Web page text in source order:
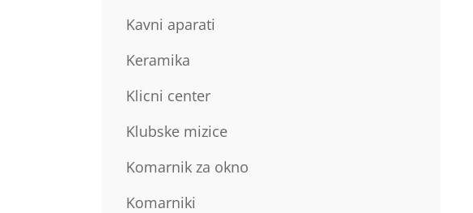
Kavni aparati
Keramika
Klicni center
Klubske mizice
Komarnik za okno
Komarniki